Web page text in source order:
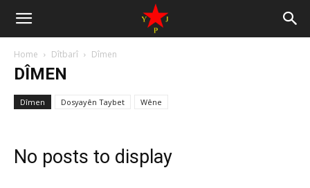
Home Dîtbarî Dîmen
DÎMEN
Dîmen Dosyayên Taybet Wêne
No posts to display